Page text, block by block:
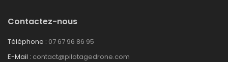
Contactez-nous
Téléphone : 07 67 96 86 95
E-Mail : contact@pilotagedrone.com